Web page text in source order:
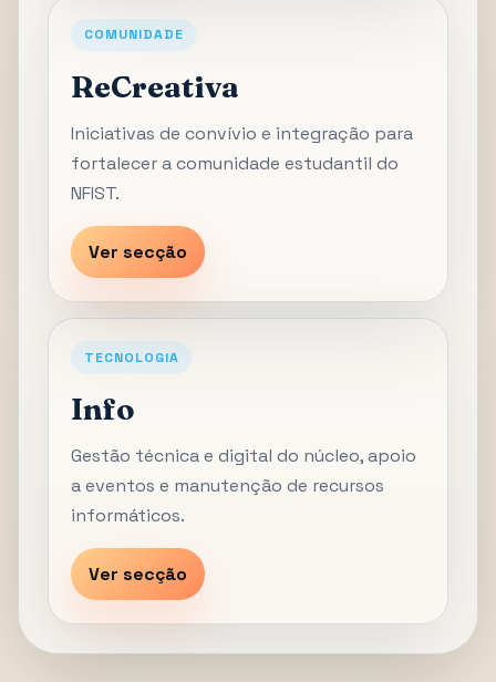
COMUNIDADE
ReCreativa
Iniciativas de convívio e integração para
fortalecer a comunidade estudantil do
NFIST.
Ver secção
TECNOLOGIA
Info
Gestão técnica e digital do núcleo, apoio
a eventos e manutenção de recursos
informáticos.
Ver secção